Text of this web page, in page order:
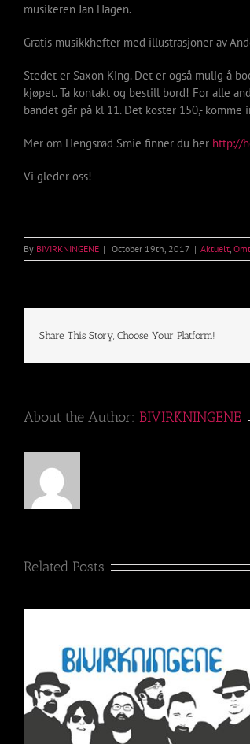
musikeren Jan Hagen.
Gratis musikkhefter med illustrasjoner av
Stedet er Saxon King. Det er også mulig å
kjøpet. Ta kontakt og bestill bord! For alle
bandet går på kl 11. Det koster 150,- komme
Mer om Hengsrød Smie finner du her http://
Vi gleder oss!
By BIVIRKNINGENE | October 19th, 2017 | Aktuelt
Share This Story, Choose Your Platform!
About the Author: BIVIRKNINGENE
Related Posts
Bivirkningene Omtale Gjengangeren